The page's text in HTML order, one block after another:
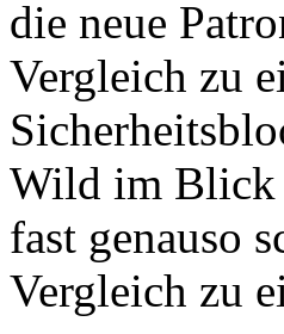
die neue
Vergleich zu
Wild im Blick
fast genauso
Vergleich zu